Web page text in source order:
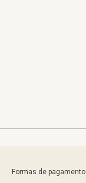
Formas de pagamento